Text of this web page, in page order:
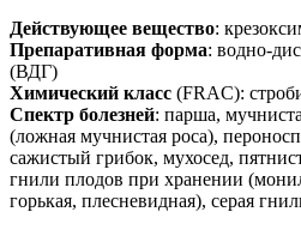
Действующее вещество:
Препаративная форма: водно-
(ВДГ)
Химический класс (FRAC):
Спектр болезней: парша,
(ложная мучнистая роса),
сажистый грибок, мухосед,
гнили плодов при хранении
горькая, плесневидная), серая